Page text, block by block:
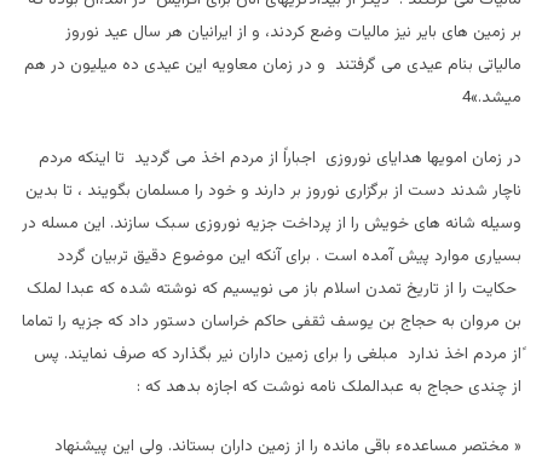
بر زمین های باير نیز ماليات وضع کردند، و از ایرانيان هر سال عيد نوروز
مالياتی بنام عيدی می گرفتند و در زمان معاويه این عيدی ده ميليون در هم
ميشد.»4
در زمان امویها هدايای نوروزی اجباراً از مردم اخذ می گرديد تا اینکه مردم
ناچار شدند دست از برگزاری نوروز بر دارند و خود را مسلمان بگویند ، تا بدين
وسیله شانه های خويش را از پرداخت جزيه نوروزی سبک سازند. اين مسله در
بسياری موارد پيش آمده است . برای آنکه اين موضوع دقیق تربیان گردد
حکایت را از تاريخ تمدن اسلام باز می نویسیم که نوشته شده که عبدا لملک
بن مروان به حجاج بن يوسف ثقفی حاکم خراسان دستور داد که جزيه را تماما
ًاز مردم اخذ ندارد مبلغی را برای زمين داران نير بگذارد که صرف نمايند. پس
از چندی حجاج به عبدالملک نامه نوشت که اجازه بدهد که :
« مختصر مساعدهء باقی مانده را از زمين داران بستاند. ولی اين پيشنهاد